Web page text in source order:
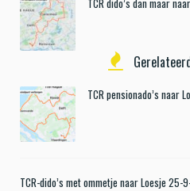
TCR pensionado’s naar
TCR-dido’s met ommetje naar Loesje 25-